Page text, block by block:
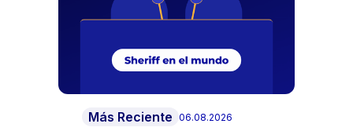
Más Reciente 06.08.2026